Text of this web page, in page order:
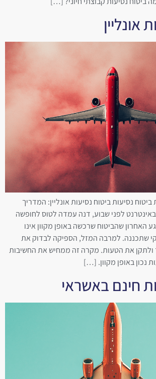
אונליין
השוואת ביטוח נסיעות ביטוח נסיעות אונליין: המדריך
לפני שבוע, דנה עמדה לטוס לחופשה
האחרון שהביטוח שרכשה באופן מקוון אינו
שתכננה. למרבה המזל, הספיקה לבדוק את
ולתקן את הטעות. מקרה זה ממחיש את החשיבות
נכון באופן מקוון. […]
חינם באשראי